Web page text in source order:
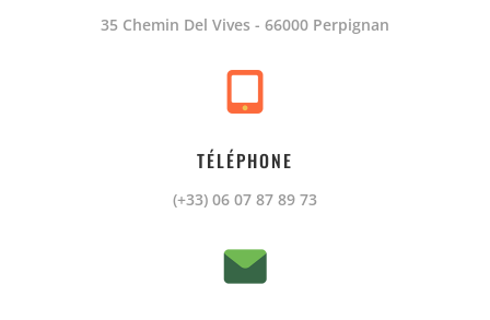
35 Chemin Del Vives - 66000 Perpignan
TÉLÉPHONE
(+33) 06 07 87 89 73